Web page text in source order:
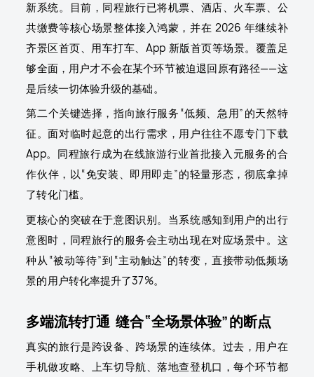
新系统。目前，同程旅行已将机票、酒店、火车票、公
共缴费等核心场景整体接入鸿蒙，并在 2026 年继续补
齐景区首页、用车打车、App 新版首页等场景。覆盖足
够全面，用户才不会在某个环节被迫退回原有路径——这
是后续一切体验升级的基础。
第二个关键选择，指向旅行服务“低频、急用”的天然特
征。面对临时起意的出行需求，用户往往不愿专门下载
App。同程旅行成为在线旅游行业首批接入元服务的合
作伙伴，以“免安装、即用即走”的轻量形态，彻底拿掉
了转化门槛。
更核心的突破在于意图识别。当系统感知到用户的出行
意图时，同程旅行的服务会主动出现在对应场景中。这
种从“被动等待”到“主动触达”的转变，直接带动低频场
景的用户转化率提升了37%。
多端流转打通 缝合“全场景体验”的断点
真实的旅行是跨设备、跨场景的连续体。过去，用户在
手机做攻略、上车切导航、落地查登机口，每个环节都